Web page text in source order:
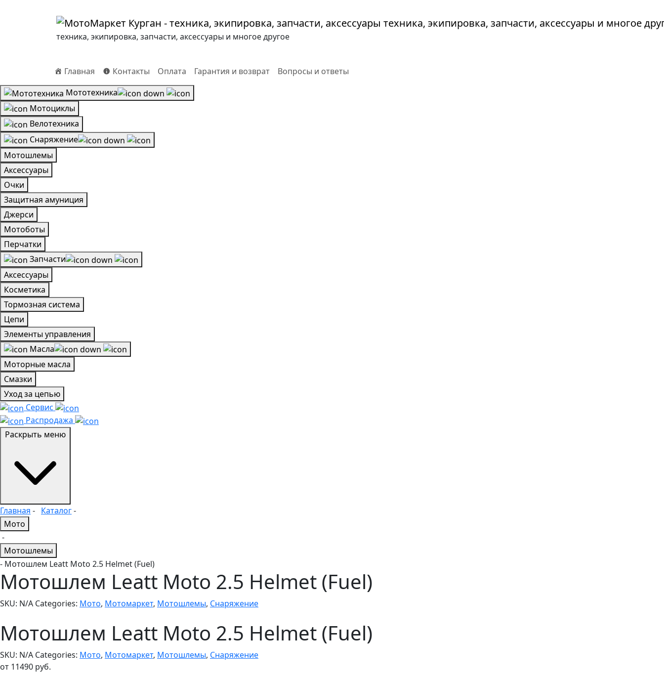
техника, экипировка, запчасти, аксессуары и многое другое
Главная Контакты Оплата Гарантия и возврат
Вопросы и ответы
Мототехника
Мотоциклы
Велотехника
Снаряжение
Мотошлемы
Аксессуары
Очки
Защитная амуниция
Джерси
Мотоботы
Перчатки
Запчасти
Аксессуары
Косметика
Тормозная система
Цепи
Элементы управления
Масла
Моторные масла
Смазки
Уход за цепью
Сервис
Распродажа
Главная - Каталог-
Мото
-
Мотошлемы
- Мотошлем Leatt Moto 2.5 Helmet (Fuel)
Мотошлем Leatt Moto 2.5 Helmet (Fuel)
SKU: N/A Categories: Мото, Мотомаркет, Мотошлемы, Снаряжение
Мотошлем Leatt Moto 2.5 Helmet (Fuel)
SKU: N/A Categories: Мото, Мотомаркет, Мотошлемы, Снаряжение
от 11490 руб.